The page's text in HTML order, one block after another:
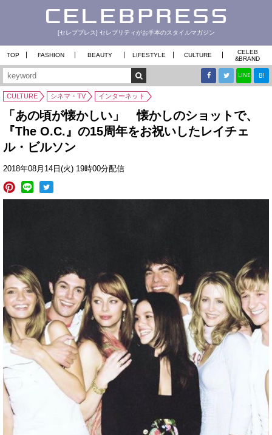
[セレブプレス] セレブリティがお手本のスタイルマガジン
TOP FASHION BEAUTY LIFESTYLE CULTURE
CELEB
&BRAND
LINE B!
CULTURE シネマ・TV インターネット
「あの頃が懐かしい」 懐かしのショットで、
『The O.C.』の15周年をお祝いしたレイチェ
ル・ビルソン
2018年08月14日(火) 19時00分配信